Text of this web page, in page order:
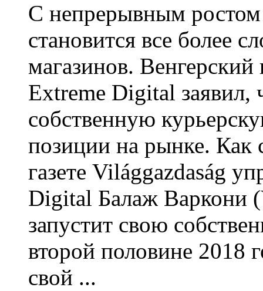
С непрерывным ростом
становится все более
магазинов. Венгерский
Extreme Digital заявил,
собственную
позиции на рынке. Как
газете Világgazdaság
Digital Балаж Варкони
запустит свою
второй половине 2018
свой ...